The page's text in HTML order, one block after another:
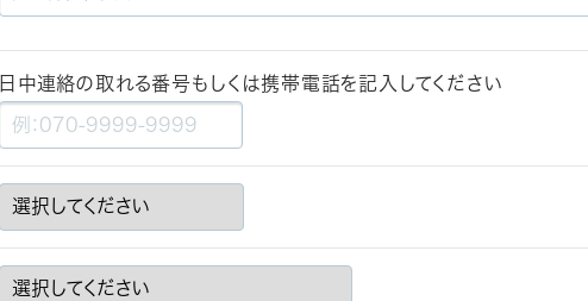
日中連絡の取れる番号もしくは携帯電話を記入してください